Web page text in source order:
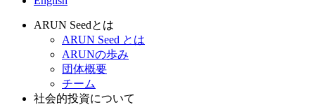
ARUN Seedとは
ARUN Seed とは
ARUNの歩み
団体概要
チーム
社会的投資について